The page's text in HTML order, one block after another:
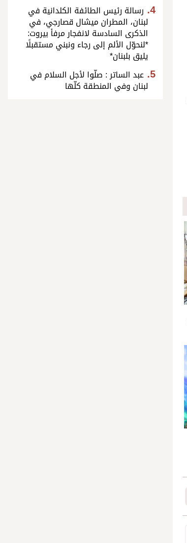
رسالة رئيس الطائفة الكلدانية في
لبنان، المطران ميشال قصارجي، في
الذكرى السادسة لانفجار مرفأ بيروت:
*لنحوّل الألم إلى رجاء ونبني مستقبلًا
يليق بلبنان*
عبد الساتر : صلّوا لأجل السلام في
لبنان وفي المنطقة كلّها